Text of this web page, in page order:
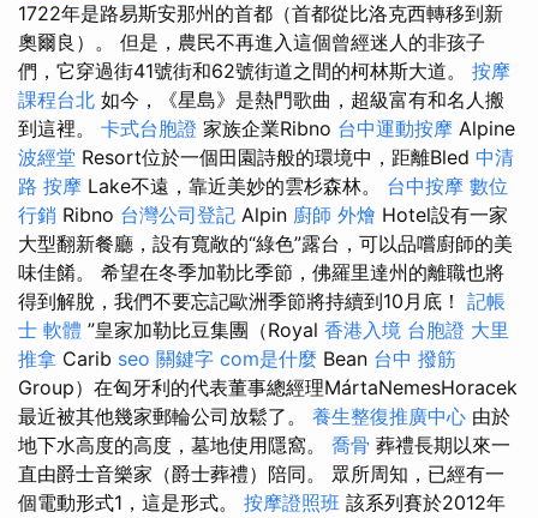
1722年是路易斯安那州的首都（首都從比洛克西轉移到新
奧爾良）。 但是，農民不再進入這個曾經迷人的非孩子
們，它穿過街41號街和62號街道之間的柯林斯大道。 按摩
課程台北 如今，《星島》是熱門歌曲，超級富有和名人搬
到這裡。 卡式台胞證 家族企業Ribno 台中運動按摩 Alpine
波經堂 Resort位於一個田園詩般的環境中，距離Bled 中清
路 按摩 Lake不遠，靠近美妙的雲杉森林。 台中按摩 數位
行銷 Ribno 台灣公司登記 Alpin 廚師 外燴 Hotel設有一家
大型翻新餐廳，設有寬敞的“綠色”露台，可以品嚐廚師的美
味佳餚。 希望在冬季加勒比季節，佛羅里達州的離職也將
得到解脫，我們不要忘記歐洲季節將持續到10月底！ 記帳
士 軟體 ”皇家加勒比豆集團（Royal 香港入境 台胞證 大里
推拿 Carib seo 關鍵字 com是什麼 Bean 台中 撥筋
Group）在匈牙利的代表董事總經理MártaNemesHoracek
最近被其他幾家郵輪公司放鬆了。 養生整復推廣中心 由於
地下水高度的高度，墓地使用隱窩。 喬骨 葬禮長期以來一
直由爵士音樂家（爵士葬禮）陪同。 眾所周知，已經有一
個電動形式1，這是形式。 按摩證照班 該系列賽於2012年